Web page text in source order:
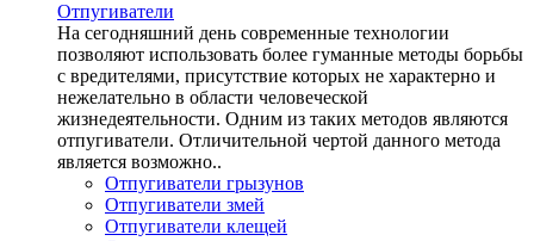
Отпугиватели
На сегодняшний день современные технологии
позволяют использовать более гуманные методы борьбы
с вредителями, присутствие которых не характерно и
нежелательно в области человеческой
жизнедеятельности. Одним из таких методов являются
отпугиватели. Отличительной чертой данного метода
является возможно..
Отпугиватели грызунов
Отпугиватели змей
Отпугиватели клещей